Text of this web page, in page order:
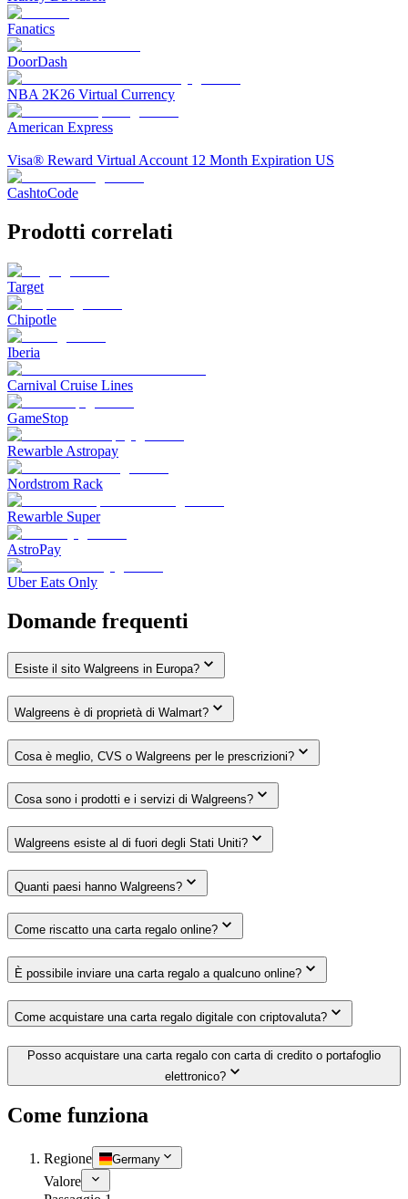
Fanatics
DoorDash
NBA 2K26 Virtual Currency
American Express
Visa® Reward Virtual Account 12 Month Expiration US
CashtoCode
Prodotti correlati
Target
Chipotle
Iberia
Carnival Cruise Lines
GameStop
Rewarble Astropay
Nordstrom Rack
Rewarble Super
AstroPay
Uber Eats Only
Domande frequenti
Esiste il sito Walgreens in Europa?
Walgreens è di proprietà di Walmart?
Cosa è meglio, CVS o Walgreens per le prescrizioni?
Cosa sono i prodotti e i servizi di Walgreens?
Walgreens esiste al di fuori degli Stati Uniti?
Quanti paesi hanno Walgreens?
Come riscatto una carta regalo online?
È possibile inviare una carta regalo a qualcuno online?
Come acquistare una carta regalo digitale con criptovaluta?
Posso acquistare una carta regalo con carta di credito o portafoglio
elettronico?
Come funziona
Regione Germany
Valore